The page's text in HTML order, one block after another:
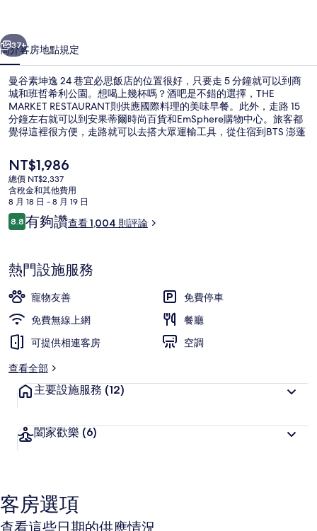
宜
必
思
飯
店
的
相
片
集
個 下一個
37+
簡介客房地點規定
曼谷素坤逸 24 巷宜必思飯店的位置很好，只要走 5 分鐘就可以到商
城和班哲希利公園。想喝上幾杯嗎？酒吧是不錯的選擇，THE
MARKET RESTAURANT則供應國際料理的美味早餐。此外，走路 15
分鐘左右就可以到安果蒂爾時尚百貨和EmSphere購物中心。旅客都
覺得這裡很方便，走路就可以去搭大眾運輸工具，從住宿到BTS 澎蓬
目
前
的
價
格
是
NT$1,986
總價 NT$2,337
含稅金和其他費用
8 月 18 日 - 8 月 19 日
評
論
8.88.8 分，滿分 10 分，
有夠讚查看 1,004 則評論
熱門設施服務
寵物友善
免費停車
免費無線上網
餐廳
可提供相連客房
空調
查看全部
主要設施服務 (12)
闔家歡樂 (6)
客房選項
查看這些日期的供應情況